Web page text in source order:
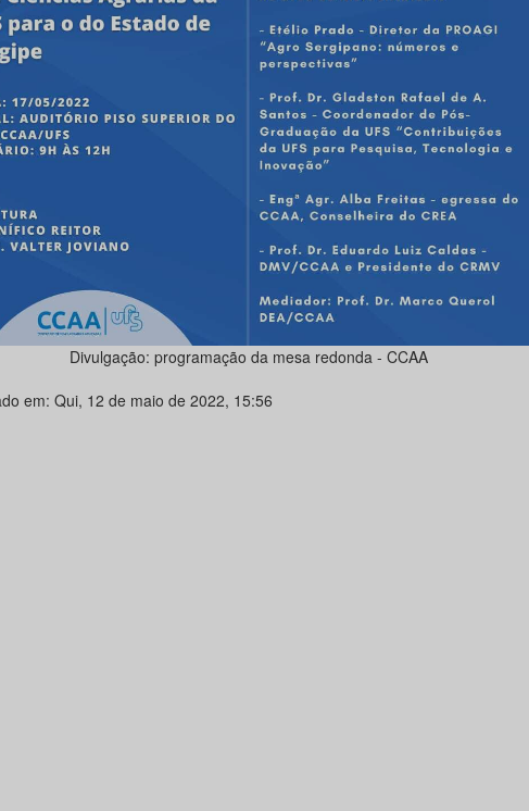
Divulgação: programação da mesa redonda - CCAA
em: Qui, 12 de maio de 2022, 15:56